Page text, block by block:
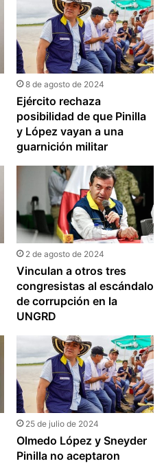
8 de agosto de 2024
Ejército rechaza
posibilidad de que Pinilla
y López vayan a una
guarnición militar
2 de agosto de 2024
Vinculan a otros tres
congresistas al escándalo
de corrupción en la
UNGRD
25 de julio de 2024
Olmedo López y Sneyder
Pinilla no aceptaron